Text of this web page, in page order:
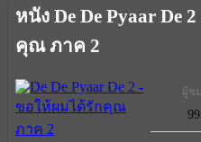
ผู้ช
หนัง De De Pyaar De
คุณ ภาค 2